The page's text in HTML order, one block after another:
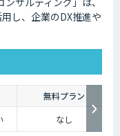
し、企業のDX推進や
無料プラン
なし